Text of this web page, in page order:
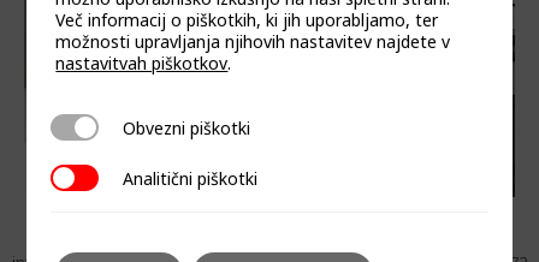
Več informacij o piškotkih, ki jih uporabljamo, ter
možnosti upravljanja njihovih nastavitev najdete v
nastavitvah piškotkov.
Obvezni piškotki
Obvezni piškotki
Analitični piškotki
Analitični piškotki